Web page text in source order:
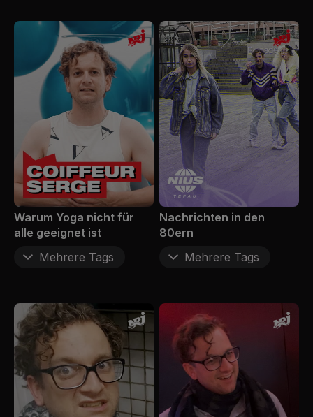
Warum Yoga nicht für
alle geeignet ist
Mehrere Tags
Nachrichten in den
80ern
Mehrere Tags